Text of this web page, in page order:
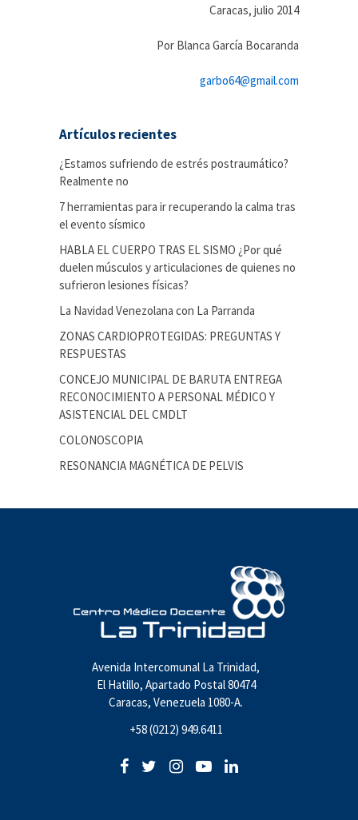
Caracas, julio 2014
Por Blanca García Bocaranda
garbo64@gmail.com
Artículos recientes
¿Estamos sufriendo de estrés postraumático?
Realmente no
7 herramientas para ir recuperando la calma tras
el evento sísmico
HABLA EL CUERPO TRAS EL SISMO ¿Por qué
duelen músculos y articulaciones de quienes no
sufrieron lesiones físicas?
La Navidad Venezolana con La Parranda
ZONAS CARDIOPROTEGIDAS: PREGUNTAS Y
RESPUESTAS
CONCEJO MUNICIPAL DE BARUTA ENTREGA
RECONOCIMIENTO A PERSONAL MÉDICO Y
ASISTENCIAL DEL CMDLT
COLONOSCOPIA
RESONANCIA MAGNÉTICA DE PELVIS
Avenida Intercomunal La Trinidad,
El Hatillo, Apartado Postal 80474
Caracas, Venezuela 1080-A.
+58 (0212) 949.6411